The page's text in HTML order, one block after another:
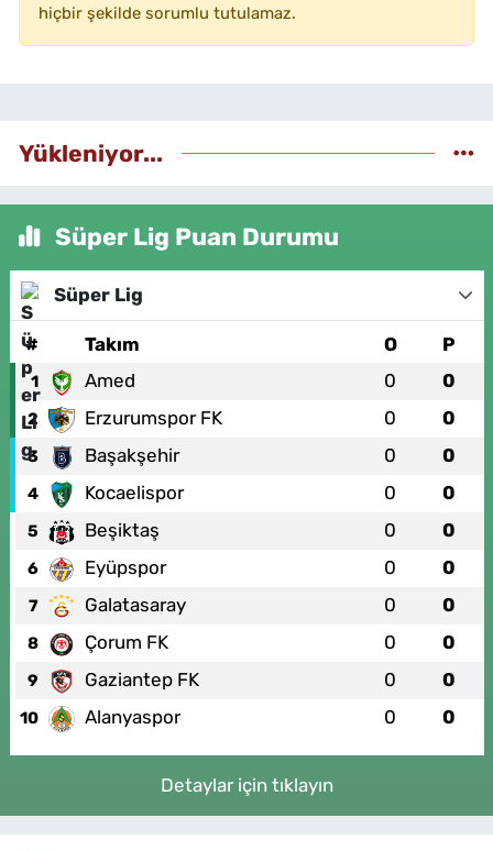
hiçbir şekilde sorumlu tutulamaz.
Yükleniyor...
Süper Lig Puan Durumu
Süper Lig
# Takım O P
1 Amed 0 0
2 Erzurumspor FK 0 0
3 Başakşehir 0 0
4 Kocaelispor 0 0
5 Beşiktaş 0 0
6 Eyüpspor 0 0
7 Galatasaray 0 0
8 Çorum FK 0 0
9 Gaziantep FK 0 0
10 Alanyaspor 0 0
Detaylar için tıklayın